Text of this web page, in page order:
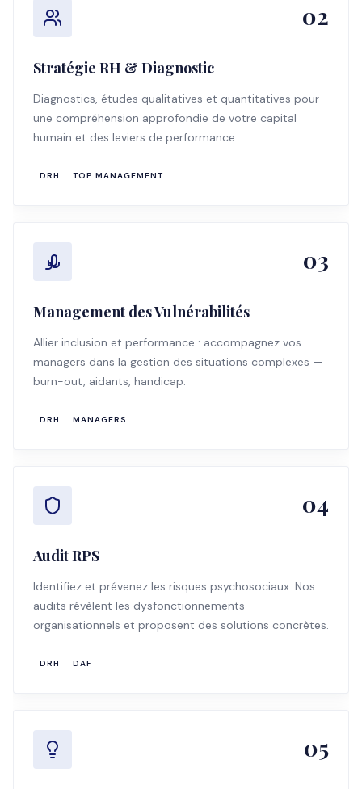
02
Stratégie RH & Diagnostic
Diagnostics, études qualitatives et quantitatives pour
une compréhension approfondie de votre capital
humain et des leviers de performance.
DRH TOP MANAGEMENT
03
Management des Vulnérabilités
Allier inclusion et performance : accompagnez vos
managers dans la gestion des situations complexes —
burn-out, aidants, handicap.
DRH MANAGERS
04
Audit RPS
Identifiez et prévenez les risques psychosociaux. Nos
audits révèlent les dysfonctionnements
organisationnels et proposent des solutions concrètes.
DRH DAF
05